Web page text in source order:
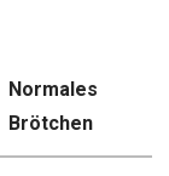
Normales
Brötchen